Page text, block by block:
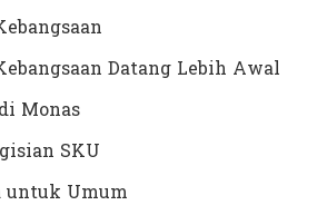
Datang Lebih Awal
Monas
SKU
untuk Umum